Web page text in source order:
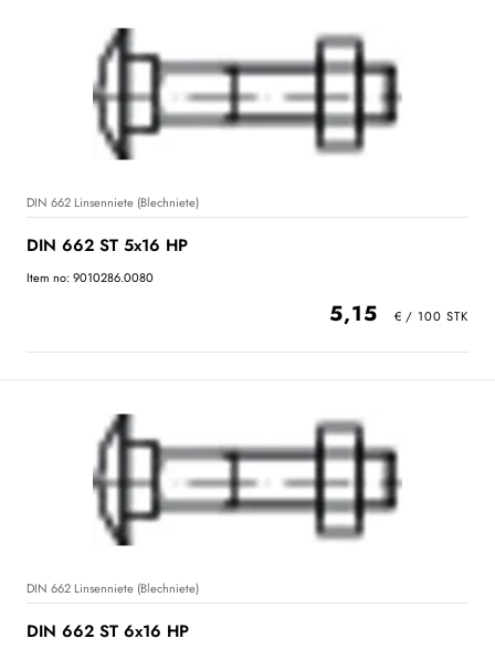
DIN 662 Linsenniete (Blechniete)
DIN 662 ST 5x16 HP
Item no: 9010286.0080
5,15
DIN 662 Linsenniete (Blechniete)
DIN 662 ST 6x16 HP